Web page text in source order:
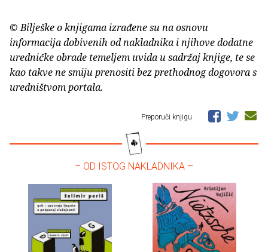
© Bilješke o knjigama izrađene su na osnovu
informacija dobivenih od nakladnika i njihove dodatne
uredničke obrade temeljem uvida u sadržaj knjige, te se
kao takve ne smiju prenositi bez prethodnog dogovora s
uredništvom portala.
Preporuči knjigu
– OD ISTOG NAKLADNIKA –